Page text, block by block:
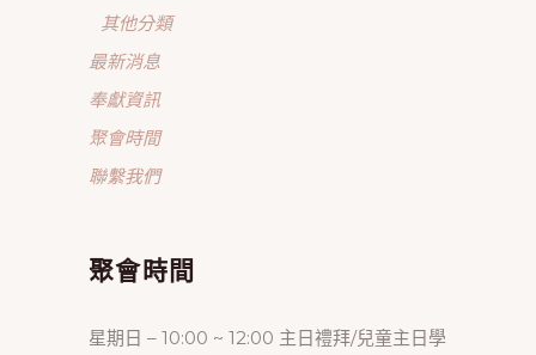
其他分類
最新消息
奉獻資訊
聚會時間
聯繫我們
聚會時間
星期日 – 10:00 ~ 12:00 主日禮拜/兒童主日學